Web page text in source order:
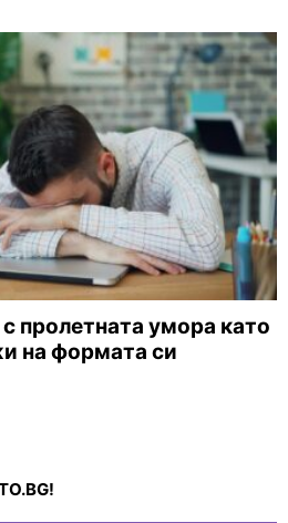
пролетната умора като
на формата си